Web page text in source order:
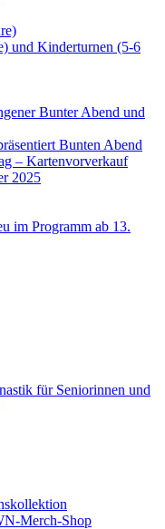
und Kinderturnen (5-6
Bunter Abend und
Bunten Abend
– Kartenvorverkauf
2025
im Programm ab 13.
für Seniorinnen und
Merch-Shop